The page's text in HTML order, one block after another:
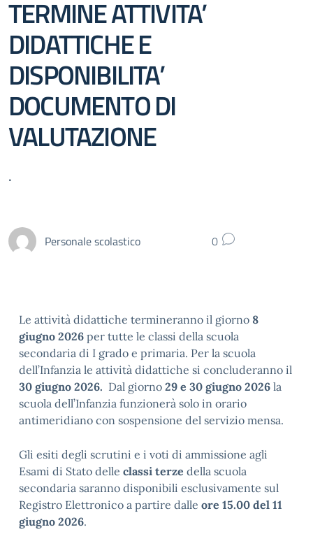
TERMINE ATTIVITA’
DIDATTICHE E
DISPONIBILITA’
DOCUMENTO DI
VALUTAZIONE
.
Personale scolastico 0
Le attività didattiche termineranno il giorno 8
giugno 2026 per tutte le classi della scuola
secondaria di I grado e primaria. Per la scuola
dell’Infanzia le attività didattiche si concluderanno il
30 giugno 2026. Dal giorno 29 e 30 giugno 2026 la
scuola dell’Infanzia funzionerà solo in orario
antimeridiano con sospensione del servizio mensa.
Gli esiti degli scrutini e i voti di ammissione agli
Esami di Stato delle classi terze della scuola
secondaria saranno disponibili esclusivamente sul
Registro Elettronico a partire dalle ore 15.00 del 11
giugno 2026.